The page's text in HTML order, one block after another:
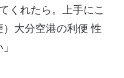
くれたら。上手にこ
大分空港の利便 性